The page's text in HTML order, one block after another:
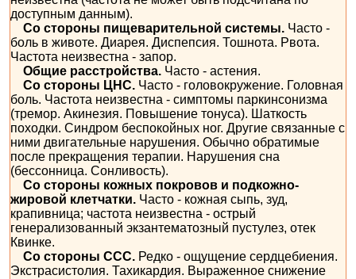
доступным данным).
Со стороны пищеварительной системы. Часто -
боль в животе. Диарея. Диспепсия. Тошнота. Рвота.
Частота неизвестна - запор.
Общие расстройства. Часто - астения.
Со стороны ЦНС. Часто - головокружение. Головная
боль. Частота неизвестна - симптомы паркинсонизма
(тремор. Акинезия. Повышение тонуса). Шаткость
походки. Синдром беспокойных ног. Другие связанные с
ними двигательные нарушения. Обычно обратимые
после прекращения терапии. Нарушения сна
(бессонница. Сонливость).
Со стороны кожных покровов и подкожно-
жировой клетчатки. Часто - кожная сыпь, зуд,
крапивница; частота неизвестна - острый
генерализованный экзантематозный пустулез, отек
Квинке.
Со стороны ССС. Редко - ощущение сердцебиения.
Экстрасистолия. Тахикардия. Выраженное снижение